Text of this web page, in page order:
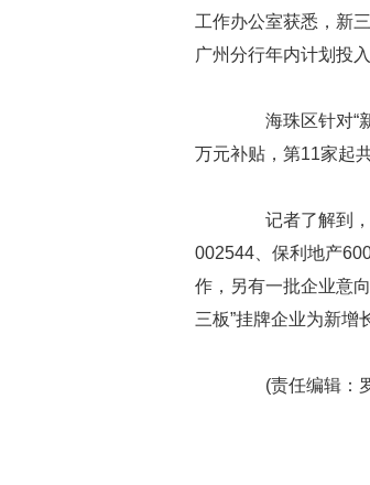
工作办公室获悉，新
广州分行年内计划投
海珠区针对“新
万元补贴，第11家起
记者了解到，
002544、保利地产
作，另有一批企业意
三板”挂牌企业为新增
(责任编辑：